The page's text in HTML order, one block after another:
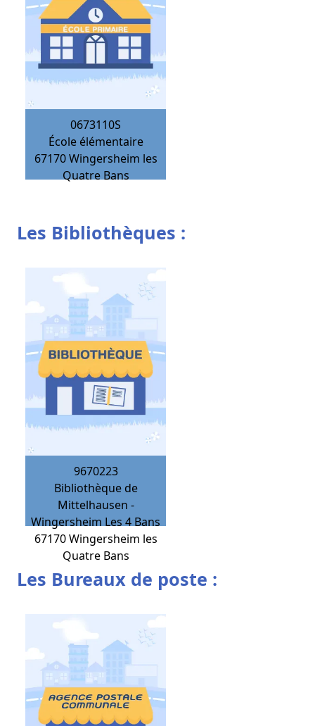
0673110S
École élémentaire
67170 Wingersheim les
Quatre Bans
Les Bibliothèques :
9670223
Bibliothèque de
Mittelhausen -
Wingersheim Les 4 Bans
67170 Wingersheim les
Quatre Bans
Les Bureaux de poste :